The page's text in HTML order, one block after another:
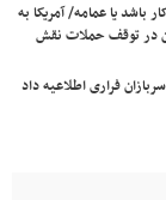
باشد یا عمامه/ آمریکا به
در توقف حملات نقش
فراری اطلاعیه داد